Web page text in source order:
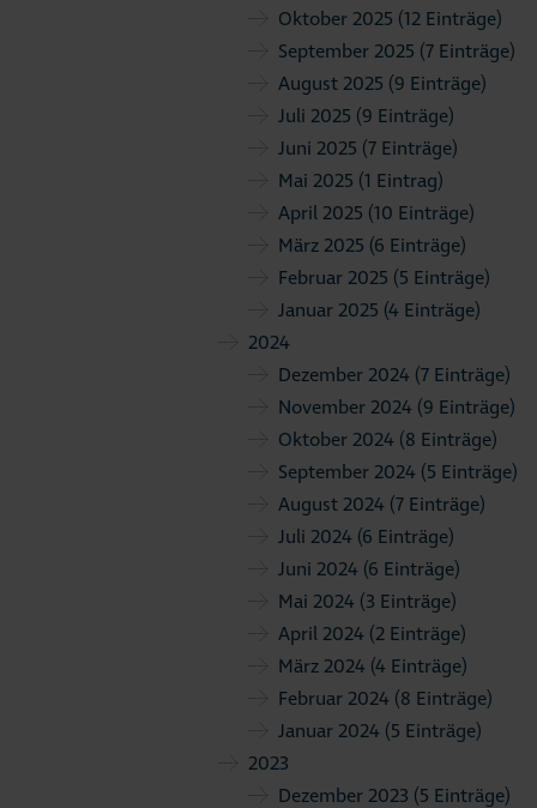
Oktober 2025 (12 Einträge)
September 2025 (7 Einträge)
August 2025 (9 Einträge)
Juli 2025 (9 Einträge)
Juni 2025 (7 Einträge)
Mai 2025 (1 Eintrag)
April 2025 (10 Einträge)
März 2025 (6 Einträge)
Februar 2025 (5 Einträge)
Januar 2025 (4 Einträge)
2024
Dezember 2024 (7 Einträge)
November 2024 (9 Einträge)
Oktober 2024 (8 Einträge)
September 2024 (5 Einträge)
August 2024 (7 Einträge)
Juli 2024 (6 Einträge)
Juni 2024 (6 Einträge)
Mai 2024 (3 Einträge)
April 2024 (2 Einträge)
März 2024 (4 Einträge)
Februar 2024 (8 Einträge)
Januar 2024 (5 Einträge)
2023
Dezember 2023 (5 Einträge)